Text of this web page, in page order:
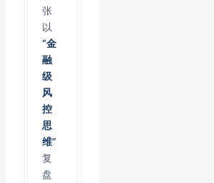
张
以
“金
融
级
风
控
思
维”
复
盘